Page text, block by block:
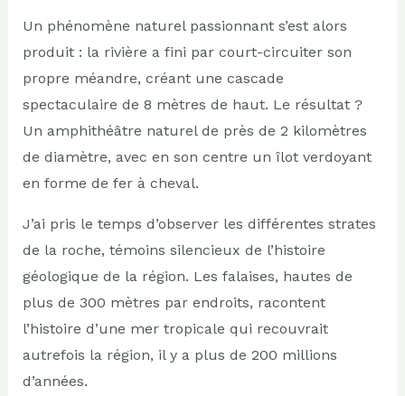
Un phénomène naturel passionnant s’est alors
produit : la rivière a fini par court-circuiter son
propre méandre, créant une cascade
spectaculaire de 8 mètres de haut. Le résultat ?
Un amphithéâtre naturel de près de 2 kilomètres
de diamètre, avec en son centre un îlot verdoyant
en forme de fer à cheval.
J’ai pris le temps d’observer les différentes strates
de la roche, témoins silencieux de l’histoire
géologique de la région. Les falaises, hautes de
plus de 300 mètres par endroits, racontent
l’histoire d’une mer tropicale qui recouvrait
autrefois la région, il y a plus de 200 millions
d’années.